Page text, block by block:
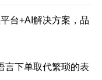
台+AI解决方案，品
言下单取代繁琐的表